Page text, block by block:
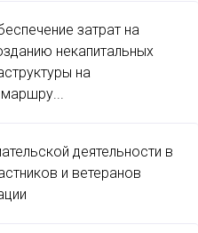
затрат на
некапитальных
на
маршру...
деятельности в
и ветеранов